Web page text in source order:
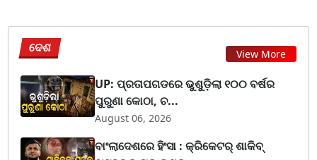
ଦେଶ View More
UP: ପ୍ରତାପଗଡରେ ଭୁଶୁଡ଼ିଲା ୧୦୦ ବର୍ଷର
ପୁରୁଣା କୋଠା, ଚ...
August 06, 2026
ବାଂଲାଦେଶରେ ହିଂସା : କ୍ରିକେଟର୍ ଶାକିବ୍